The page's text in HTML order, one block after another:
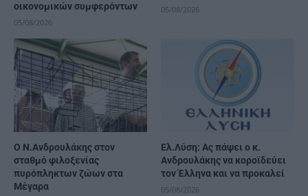
οικονομικών συμφερόντων
05/08/2026
05/08/2026
Ο Ν.Ανδρουλάκης στον
σταθμό φιλοξενίας
πυρόπληκτων ζώων στα
Μέγαρα
Ελ.Λύση: Ας πάψει ο κ.
Ανδρουλάκης να κοροϊδεύει
τον Έλληνα και να προκαλεί
05/08/2026